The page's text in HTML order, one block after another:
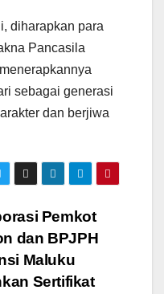
diharapkan para
Pancasila
sebagai generasi
dan berjiwa
Pemkot
dan BPJPH
Maluku
Sertifikat